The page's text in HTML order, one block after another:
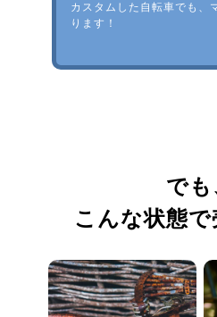
カスタムした自転車でも、
ります！
でも
こんな状態で